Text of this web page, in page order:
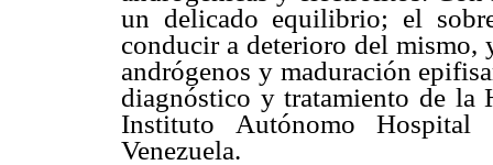
un delicado equilibrio; el
conducir a deterioro del mismo,
andrógenos y maduración
diagnóstico y tratamiento de la
Instituto Autónomo
Venezuela.